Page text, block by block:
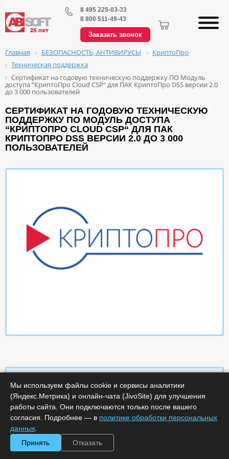
8 495 225-03-33
8 800 511-49-43
Заказать звонок
Главная БЕЗОПАСНОСТЬ, АНТИВИРУСЫ
КриптоПро
Техническая поддержка
Сертификат на годовую техническую поддержку ПО Модуль
доступа “КриптоПро Cloud CSP“ для ПАК КриптоПро DSS версии 2.0
до 3 000 пользователей
СЕРТИФИКАТ НА ГОДОВУЮ ТЕХНИЧЕСКУЮ
ПОДДЕРЖКУ ПО МОДУЛЬ ДОСТУПА
“КРИПТОПРО CLOUD CSP“ ДЛЯ ПАК
КРИПТОПРО DSS ВЕРСИИ 2.0 ДО 3 000
ПОЛЬЗОВАТЕЛЕЙ
Характеристики
Минимальное количество лицензий :
0000-359063
Мы используем файлы cookie и сервисы аналитики
(Яндекс.Метрика) и онлайн-чата (JivoSite) для улучшения
работы сайта. Они подключаются только после вашего
согласия. Подробнее — в политике обработки персональных
данных
Принять
Отказать